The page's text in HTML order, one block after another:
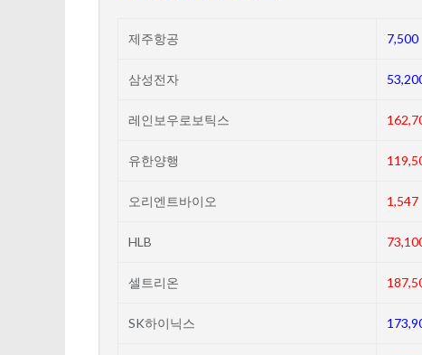
제주항공 7,500
삼성전자
레인보우로보틱스
유한양행
오리엔트바이오 1,547
HLB
셀트리온
SK하이닉스